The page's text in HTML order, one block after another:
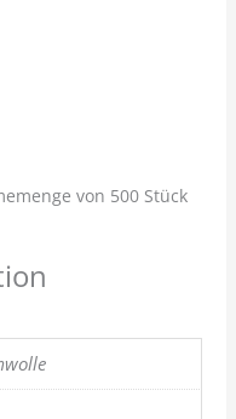
von 500 Stück